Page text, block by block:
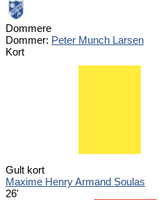
Dommere
Dommer: Peter Munch Larsen
Kort
Gult kort
Maxime Henry Armand Soulas
26'